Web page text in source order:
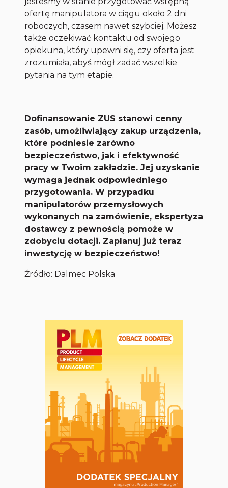
ofertę manipulatora w ciągu około 2 dni
roboczych, czasem nawet szybciej. Możesz
także oczekiwać kontaktu od swojego
opiekuna, który upewni się, czy oferta jest
zrozumiała, abyś mógł zadać wszelkie
pytania na tym etapie.
Dofinansowanie ZUS stanowi cenny
zasób, umożliwiający zakup urządzenia,
które podniesie zarówno
bezpieczeństwo, jak i efektywność
pracy w Twoim zakładzie. Jej uzyskanie
wymaga jednak odpowiedniego
przygotowania. W przypadku
manipulatorów przemysłowych
wykonanych na zamówienie, ekspertyza
dostawcy z pewnością pomoże w
zdobyciu dotacji. Zaplanuj już teraz
inwestycję w bezpieczeństwo!
Źródło: Dalmec Polska